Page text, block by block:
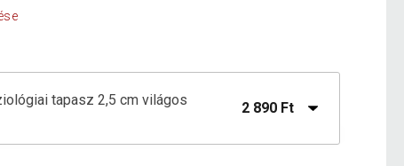
tapasz 2,5 cm világos
2 890 Ft